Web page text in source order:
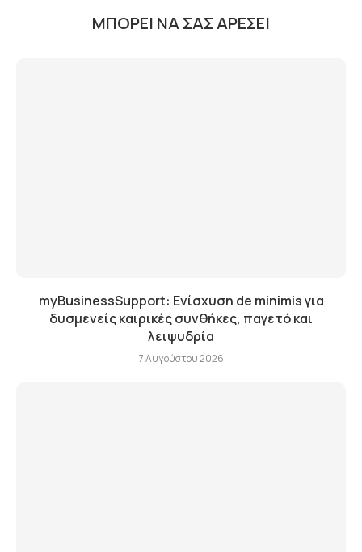
ΜΠΟΡΕΊ ΝΑ ΣΑΣ ΑΡΈΣΕΙ
myBusinessSupport: Ενίσχυση de minimis για
δυσμενείς καιρικές συνθήκες, παγετό και
λειψυδρία
7 Αυγούστου 2026